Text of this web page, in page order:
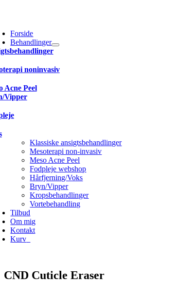
Forside
Behandlinger
noninvasiv
Acne Peel
Vipper
Klassiske ansigtsbehandlinger
Mesoterapi non-invasiv
Meso Acne Peel
Fodpleje webshop
Hårfjerning/Voks
Bryn/Vipper
Kropsbehandlinger
Vortebehandling
Tilbud
Om mig
Kontakt
Kurv
CND Cuticle Eraser